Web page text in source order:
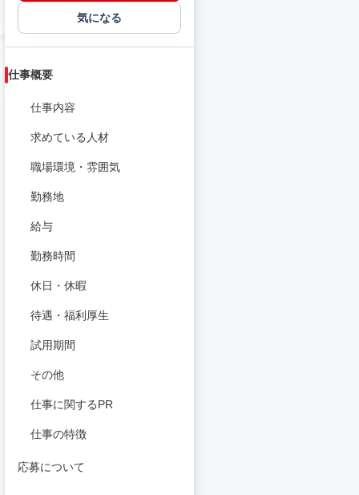
気になる
仕事概要
仕事内容
求めている人材
職場環境・雰囲気
勤務地
給与
勤務時間
休日・休暇
待遇・福利厚生
試用期間
その他
仕事に関するPR
仕事の特徴
応募について